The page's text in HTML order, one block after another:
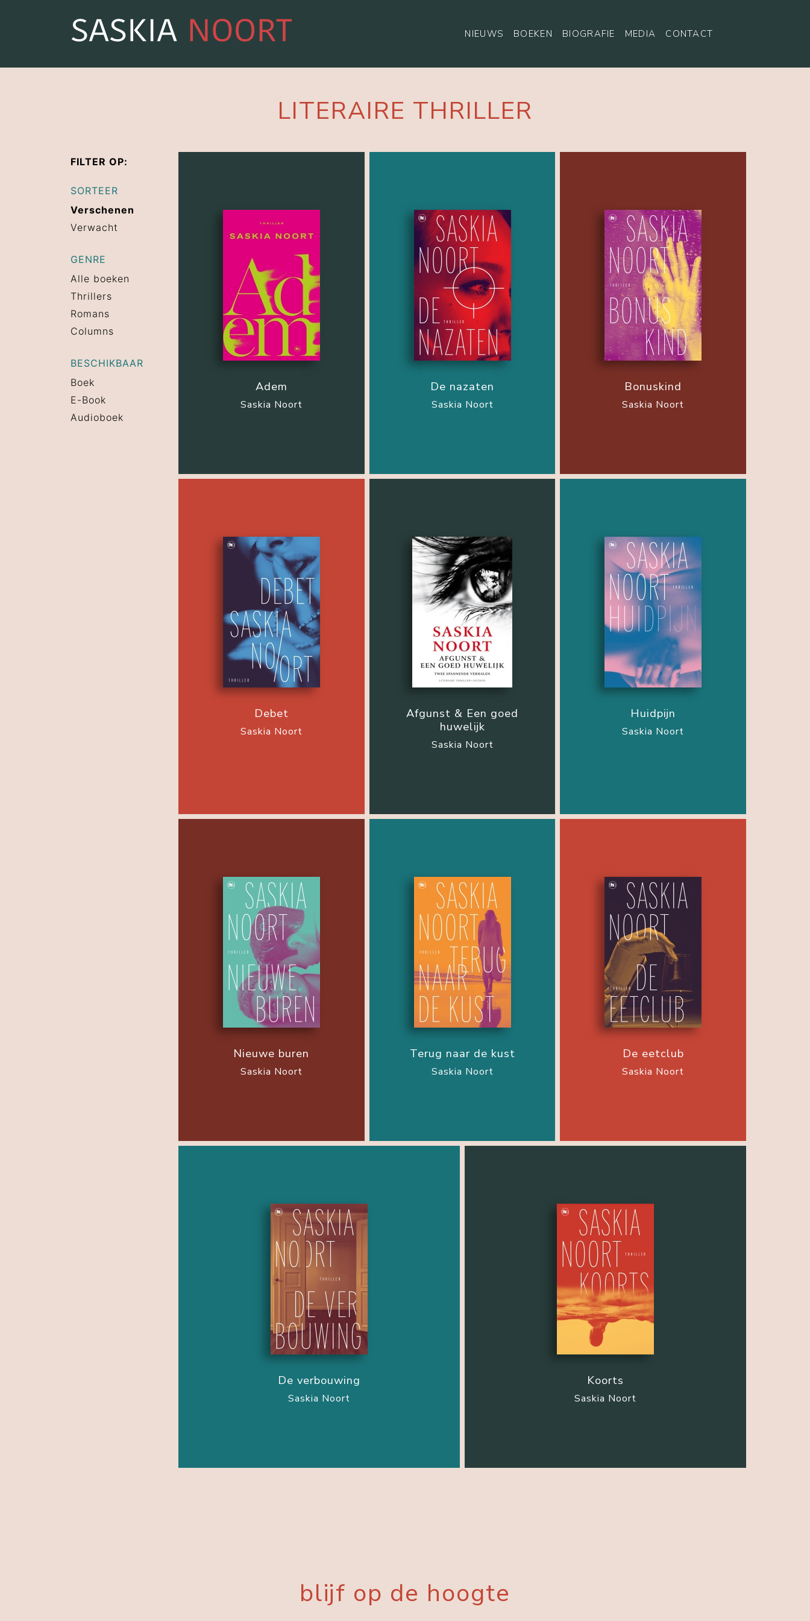
NIEUWS BOEKEN BIOGRAFIE MEDIA CONTACT
LITERAIRE THRILLER
FILTER OP:
SORTEER
Verschenen
Verwacht
GENRE
Alle boeken
Thrillers
Romans
Columns
BESCHIKBAAR
Boek
E-Book
Audioboek
Adem
Saskia Noort
De nazaten
Saskia Noort
Bonuskind
Saskia Noort
Debet
Saskia Noort
Afgunst & Een goed
huwelijk
Saskia Noort
Huidpijn
Saskia Noort
Nieuwe buren
Saskia Noort
Terug naar de kust
Saskia Noort
De eetclub
Saskia Noort
De verbouwing
Saskia Noort
Koorts
Saskia Noort
blijf op de hoogte